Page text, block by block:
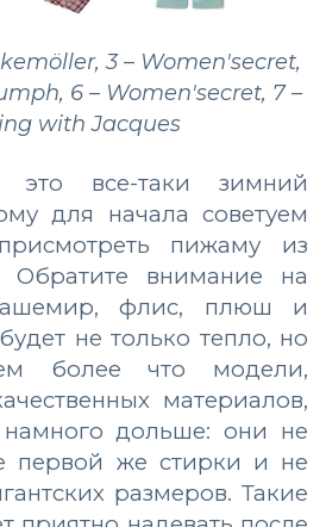
3 – Women'secret,
6 – Women'secret, 7 –
with Jacques
все-таки зимний
для начала советуем
пижаму из
Обратите внимание на
флис, плюш и
не только тепло, но
более что модели,
материалов,
дольше: они не
первой же стирки и не
размеров. Такие